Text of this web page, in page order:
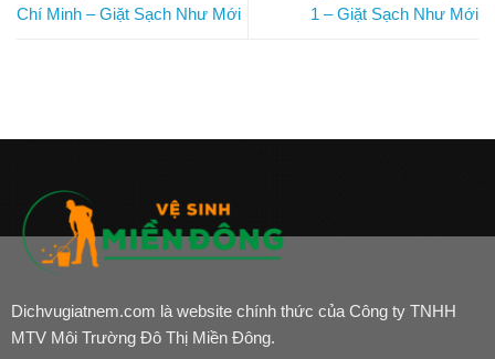
Chí Minh – Giặt Sạch Như Mới
1 – Giặt Sạch Như Mới
Dichvugiatnem.com là website chính thức của Công ty TNHH
MTV Môi Trường Đô Thị Miền Đông.